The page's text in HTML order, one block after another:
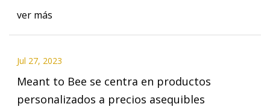
ver más
Jul 27, 2023
Meant to Bee se centra en productos
personalizados a precios asequibles